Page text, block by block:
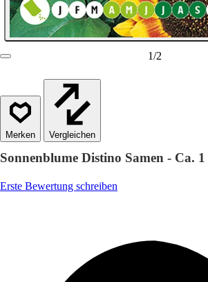
1/2
Vergleichen
Sonnenblume Distino Samen - Ca.
Erste Bewertung schreiben